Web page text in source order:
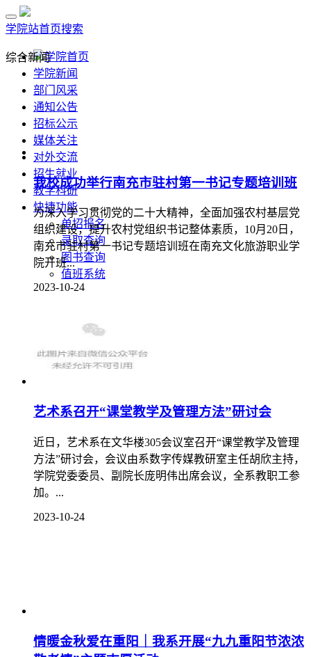
学院站首页搜索
学院首页
学院新闻
部门风采
通知公告
招标公示
媒体关注
对外交流
招生就业
教学科研
快捷功能
单招报名
录取查询
图书查询
值班系统
综合新闻
我校成功举行南充市驻村第一书记专题培训班
为深入学习贯彻党的二十大精神，全面加强农村基层党
组织建设，提升农村党组织书记整体素质，10月20日，
南充市驻村第一书记专题培训班在南充文化旅游职业学
院开班...
2023-10-24
艺术系召开“课堂教学及管理方法”研讨会
近日，艺术系在文华楼305会议室召开“课堂教学及管理
方法”研讨会，会议由系数字传媒教研室主任胡欣主持，
学院党委委员、副院长庞明伟出席会议，全系教职工参
加。...
2023-10-24
情暖金秋爱在重阳｜我系开展“九九重阳节浓浓